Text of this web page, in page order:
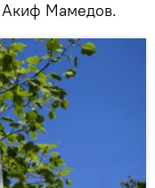
Акиф Мамедов.